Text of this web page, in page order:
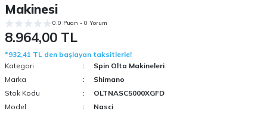
Makinesi
0.0 Puan - 0 Yorum
8.964,00 TL
*932,41 TL den başlayan taksitlerle!
Kategori
Spin Olta Makineleri
Marka
Shimano
Stok Kodu
OLTNASC5000XGFD
Model
Nasci